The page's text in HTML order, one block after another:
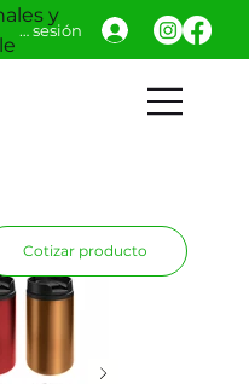
y
sesión
Cotizar producto